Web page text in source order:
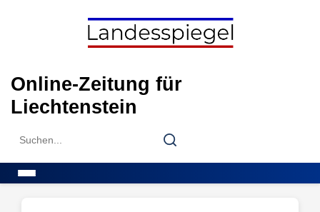
Online-Zeitung für
Liechtenstein
Search
Search